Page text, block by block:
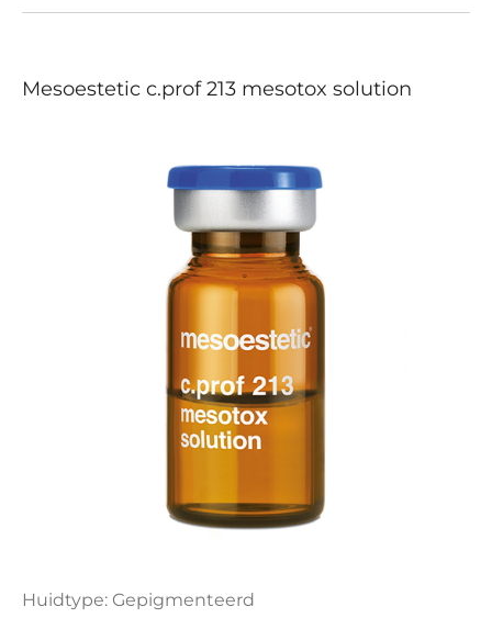
Mesoestetic c.prof 213 mesotox solution
Huidtype: Gepigmenteerd